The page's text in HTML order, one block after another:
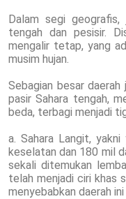
Dalam segi geografis,
tengah dan pesisir.
mengalir tetap, yang
musim hujan.
Sebagian besar daerah
pasir Sahara tengah,
beda, terbagi menjadi
a. Sahara Langit,
keselatan dan 180 mil
sekali ditemukan
telah menjadi ciri khas
menyebabkan daerah